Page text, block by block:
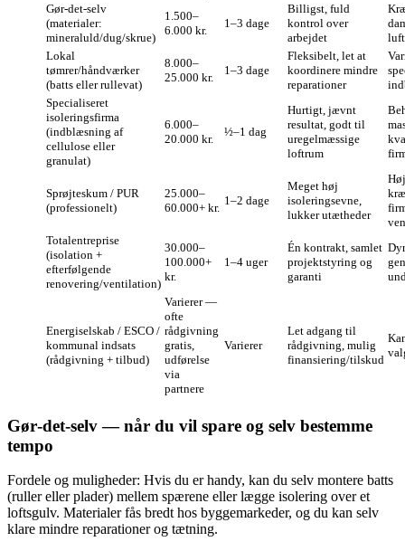
Gør‑det‑selv
(materialer:
mineraluld/dug/skrue)
1.500–
6.000 kr.
1–3 dage
Billigst, fuld
kontrol over
arbejdet
Lokal
tømrer/håndværker
(batts eller rullevat)
8.000–
25.000 kr.
1–3 dage
Fleksibelt, let at
koordinere mindre
reparationer
Specialiseret
isoleringsfirma
(indblæsning af
cellulose eller
granulat)
6.000–
20.000 kr.
½–1 dag
Hurtigt, jævnt
resultat, godt til
uregelmæssige
loftrum
Sprøjteskum / PUR
(professionelt)
25.000–
60.000+ kr.
1–2 dage
Meget høj
isoleringsevne,
lukker utætheder
Totalentreprise
(isolation +
efterfølgende
renovering/ventilation)
30.000–
100.000+
kr.
1–4 uger
Én kontrakt, samlet
projektstyring og
garanti
Energiselskab / ESCO /
kommunal indsats
(rådgivning + tilbud)
Varierer —
ofte
rådgivning
gratis,
udførelse
via
partnere
Varierer
Let adgang til
rådgivning, mulig
finansiering/tilskud
Gør‑det‑selv — når du vil spare og selv bestemme
tempo
Fordele og muligheder: Hvis du er handy, kan du selv montere batts
(ruller eller plader) mellem spærene eller lægge isolering over et
loftsgulv. Materialer fås bredt hos byggemarkeder, og du kan selv
klare mindre reparationer og tætning.